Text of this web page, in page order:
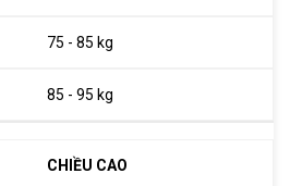
75 - 85 kg
85 - 95 kg
CHIỀU CAO